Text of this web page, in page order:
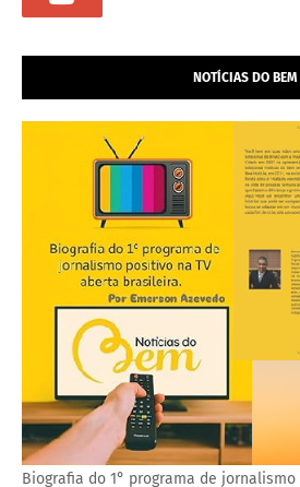
NOTÍCIAS DO BEM
Biografia do 1° programa de